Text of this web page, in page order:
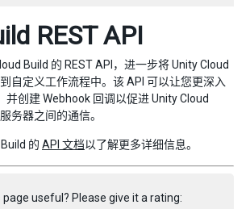
REST API
Build 的 REST API，进一步将 Unity Cloud
自定义工作流程中。该 API 可以让您更深入
并创建 Webhook 回调以促进 Unity Cloud
务器之间的通信。
的 API 文档以了解更多详细信息。
page useful? Please give it a rating: